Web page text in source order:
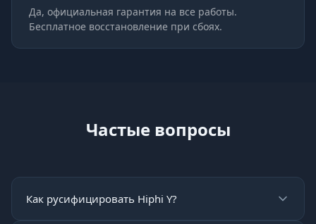
Да, официальная гарантия на все работы.
Бесплатное восстановление при сбоях.
Частые вопросы
Как русифицировать Hiphi Y?